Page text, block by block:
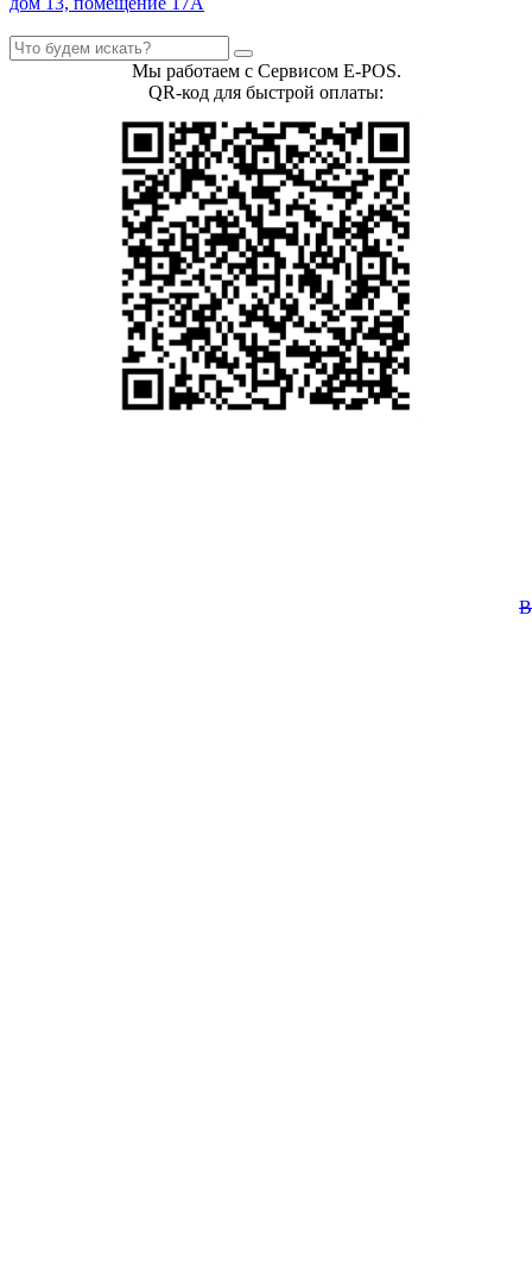
Мы работаем с Сервисом E-POS.
QR-код для быстрой оплаты: